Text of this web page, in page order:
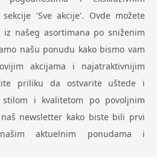
'Sve akcije'. Ovde možete
iz našeg asortimana po sniženim
našu ponudu kako bismo vam
akcijama i najatraktivnijim
priliku da ostvarite uštede i
i kvalitetom po povoljnim
newsletter kako biste bili prvi
aktuelnim ponudama i